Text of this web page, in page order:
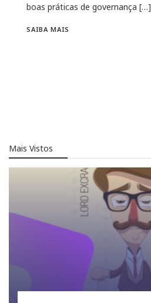
boas práticas de governança […]
SAIBA MAIS
Mais Vistos